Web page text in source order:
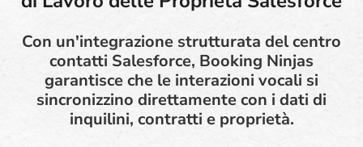
Con un'integrazione strutturata del centro
contatti Salesforce, Booking Ninjas
garantisce che le interazioni vocali si
sincronizzino direttamente con i dati di
inquilini, contratti e proprietà.